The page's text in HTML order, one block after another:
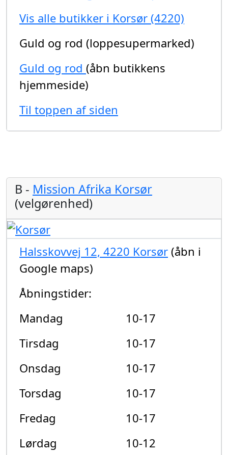
Vis alle butikker i Korsør (4220)
Guld og rod (loppesupermarked)
Guld og rod (åbn butikkens
hjemmeside)
Til toppen af siden
B - Mission Afrika Korsør
(velgørenhed)
Halsskovvej 12, 4220 Korsør (åbn i
Google maps)
Åbningstider:
Mandag
10-17
Tirsdag
10-17
Onsdag
10-17
Torsdag
10-17
Fredag
10-17
Lørdag
10-12